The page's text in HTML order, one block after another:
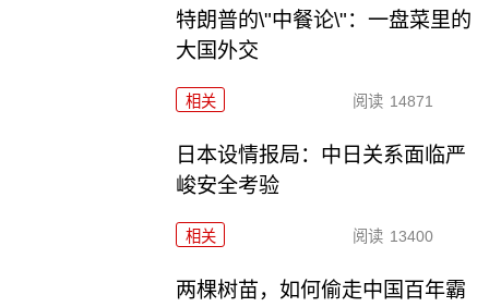
特朗普的\"中餐论\"：一盘菜里的
大国外交
相关 阅读 14871
日本设情报局：中日关系面临严
峻安全考验
相关 阅读 13400
两棵树苗，如何偷走中国百年霸